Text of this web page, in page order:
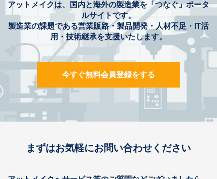
アットメイクは、国内と海外の製造業を「つなぐ」ポータ
ルサイトです。
製造業の課題である営業販路・製品開発・人材不足・IT活
用・技術継承を支援いたします。
今すぐ無料会員登録をする
まずはお気軽にお問い合わせください